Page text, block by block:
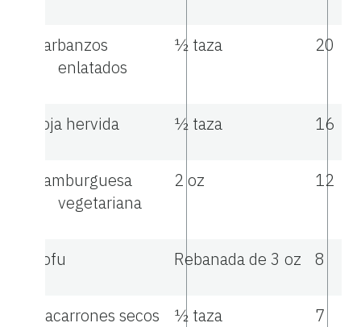
Garbanzos
enlatados
½ taza 20
Soja hervida ½ taza 16
Hamburguesa
vegetariana
2 oz 12
Tofu Rebanada de 3 oz 8
Macarrones secos ½ taza 7